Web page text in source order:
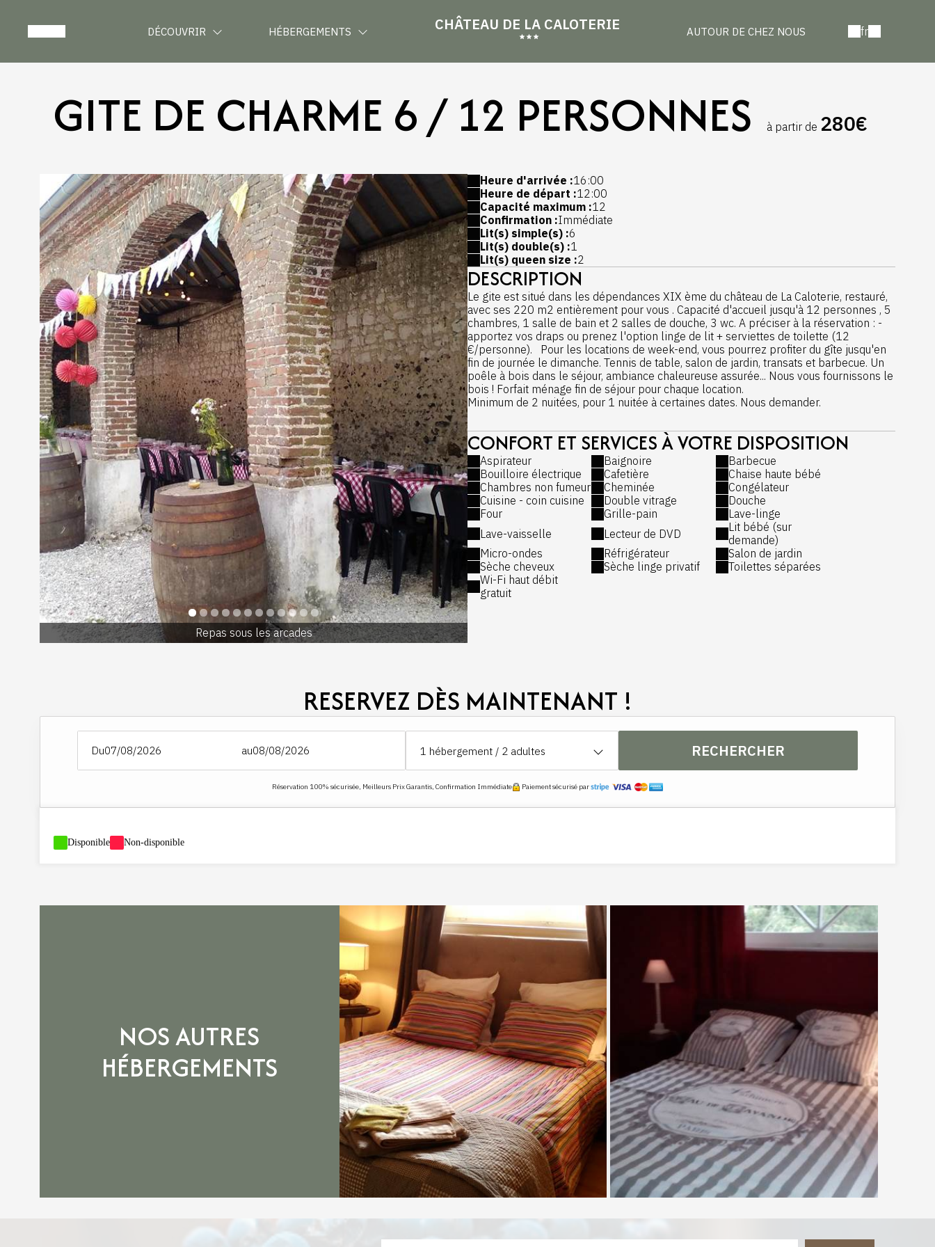
DÉCOUVRIR HÉBERGEMENTS CHÂTEAU DE LA CALOTERIE AUTOUR DE CHEZ NOUS fr
GITE DE CHARME 6 / 12 PERSONNES à partir de 280€
Repas sous les arcades
Heure d'arrivée :16:00
Heure de départ :12:00
Capacité maximum :12
Confirmation :Immédiate
Lit(s) simple(s) :6
Lit(s) double(s) :1
Lit(s) queen size :2
DESCRIPTION
Le gite est situé dans les dépendances XIX ème du château de La Caloterie, restauré,
avec ses 220 m2 entièrement pour vous . Capacité d'accueil jusqu'à 12 personnes , 5
chambres, 1 salle de bain et 2 salles de douche, 3 wc. A préciser à la réservation : -
apportez vos draps ou prenez l'option linge de lit + serviettes de toilette (12
€/personne). Pour les locations de week-end, vous pourrez profiter du gîte jusqu'en
fin de journée le dimanche. Tennis de table, salon de jardin, transats et barbecue. Un
poêle à bois dans le séjour, ambiance chaleureuse assurée... Nous vous fournissons le
bois ! Forfait ménage fin de séjour pour chaque location.
Minimum de 2 nuitées, pour 1 nuitée à certaines dates. Nous demander.
Vous pourrez rejoindre les plages en 12 minutes, vers Le Touquet, Berck ou même
Hardelot . Voile, char à voile (1/2 journées d'initiation), kyte-surf, tennis, équitation,
pistes de vélo... Location de vélos à 3 km. Nombreux restaurants aux environs, et à 3
mn de La Grenouillère (2 ** Michelin), ... Les golfs du Touquet , Hardelot et Nampont
sont également à 15 ou 20 minutes du château de la Caloterie. Circuit de footing ou
GR à proximité.
Ville de Montreuil sur mer, lieu chargé d'histoire, la Citadelle, les remparts et les
vieilles ruelles ...son charme et ses nombreux Restaurants. Les propriétaires seront
heureux, selon vos souhaits, de vous faire un historique du château...ou de vous
recommander un restaurant ! A bientôt... et bonne découverte de la région !
CONFORT ET SERVICES À VOTRE DISPOSITION
Aspirateur Baignoire
Barbecue
Bouilloire électrique
Cafetière
Chaise haute bébé
Chambres non fumeur
Cheminée
Congélateur
Cuisine - coin cuisine
Double vitrage
Douche
Four
Grille-pain
Lave-linge
Lave-vaisselle
Lecteur de DVD
Lit bébé (sur
demande)
Micro-ondes
Réfrigérateur
Salon de jardin
Sèche cheveux
Sèche linge privatif
Toilettes séparées
Wi-Fi haut débit
gratuit
RESERVEZ DÈS MAINTENANT !
Du au 1 hébergement / 2 adultes RECHERCHER
Réservation 100% sécurisée, Meilleurs Prix Garantis, Confirmation Immédiate Paiement sécurisé par
Disponible Non-disponible
NOS AUTRES
HÉBERGEMENTS